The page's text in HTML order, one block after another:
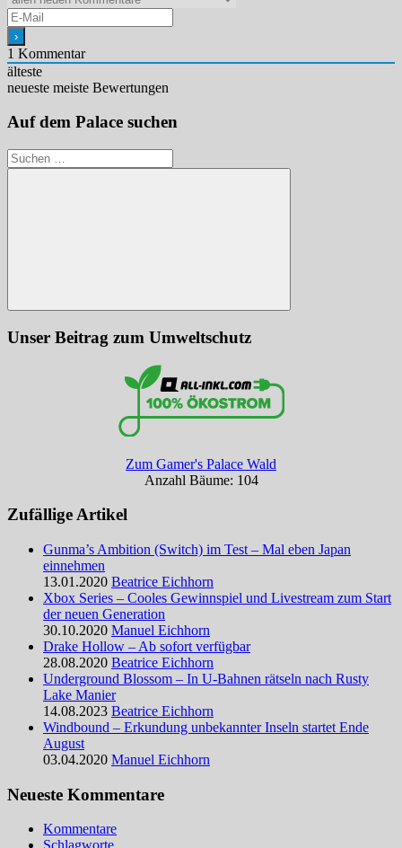
1 Kommentar
älteste
neueste meiste Bewertungen
Auf dem Palace suchen
Suchen
nach:
Suchen
Unser Beitrag zum Umweltschutz
Zum Gamer's Palace Wald
Anzahl Bäume: 104
Zufällige Artikel
Gunma’s Ambition (Switch) im Test – Mal eben Japan
einnehmen
13.01.2020 Beatrice Eichhorn
Xbox Series – Cooles Gewinnspiel und Livestream zum Start
der neuen Generation
30.10.2020 Manuel Eichhorn
Drake Hollow – Ab sofort verfügbar
28.08.2020 Beatrice Eichhorn
Underground Blossom – In U-Bahnen rätseln nach Rusty
Lake Manier
14.08.2023 Beatrice Eichhorn
Windbound – Erkundung unbekannter Inseln startet Ende
August
03.04.2020 Manuel Eichhorn
Neueste Kommentare
Kommentare